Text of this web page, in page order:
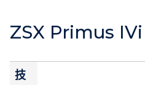
ZSX Primus IVi
技